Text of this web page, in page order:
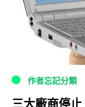
作者忘記分類
三大廠商停